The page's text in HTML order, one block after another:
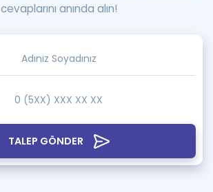
TALEP GÖNDER
cevaplarını anında alın!